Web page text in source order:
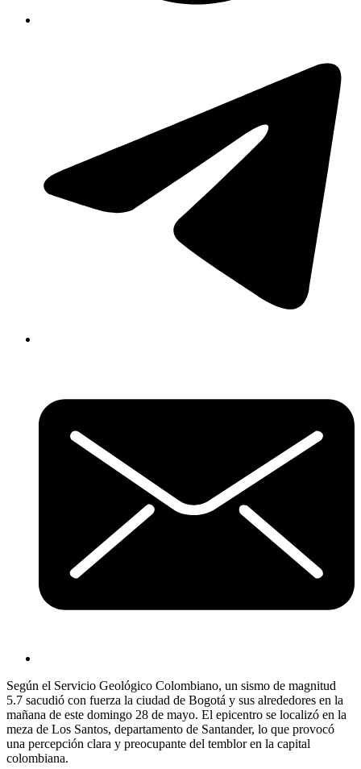
Según el Servicio Geológico Colombiano, un sismo de magnitud
5.7 sacudió con fuerza la ciudad de Bogotá y sus alrededores en la
mañana de este domingo 28 de mayo. El epicentro se localizó en la
meza de Los Santos, departamento de Santander, lo que provocó
una percepción clara y preocupante del temblor en la capital
colombiana.